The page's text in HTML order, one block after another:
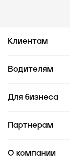
Клиентам
Водителям
Для бизнеса
Партнерам
О компании